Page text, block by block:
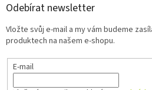
Odebírat newsletter
Vložte svůj e-mail a my vám budeme
produktech na našem e-shopu.
E-mail